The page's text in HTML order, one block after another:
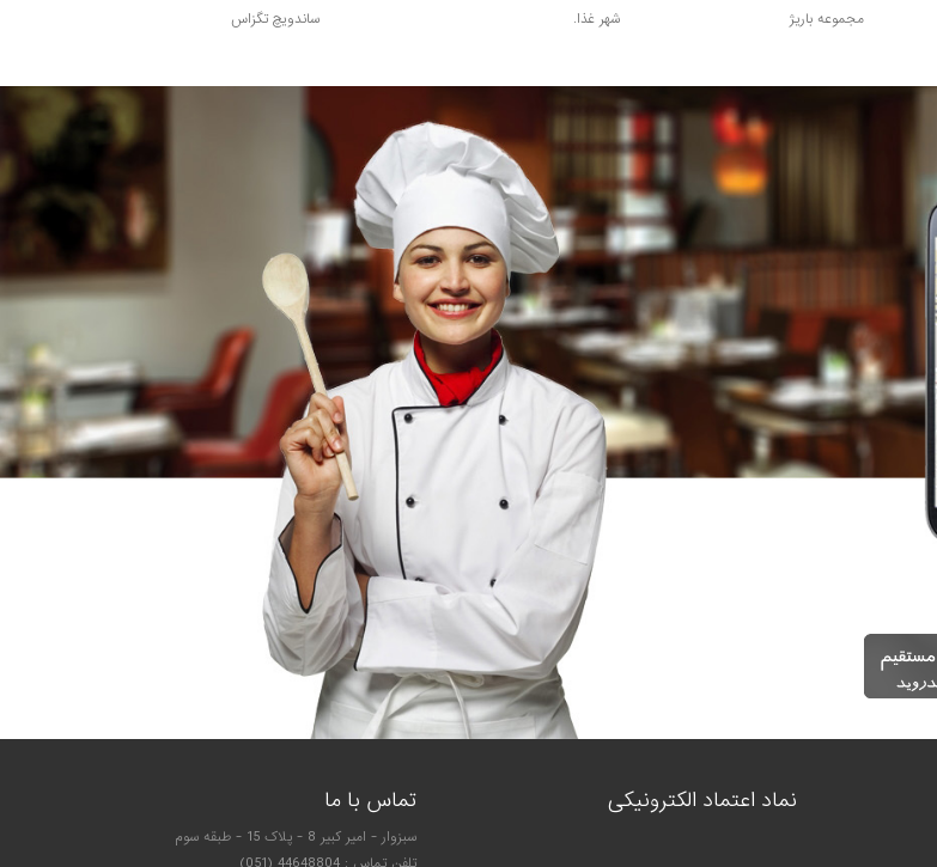
مجموعه باریژ شهر غذا. ساندویچ تگزاس
نماد اعتماد الکترونیکی تماس با ما
سبزوار - امیر کبیر 8 - پلاک 15 - طبقه سوم